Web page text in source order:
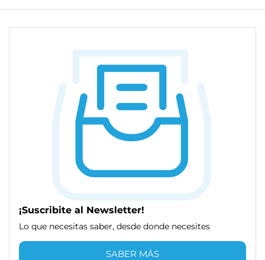
¡Suscribite al Newsletter!
Lo que necesitas saber, desde donde necesites
SABER MÁS